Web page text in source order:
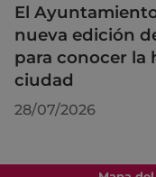
El
nueva edición
para conocer la
ciudad
28/07/2026